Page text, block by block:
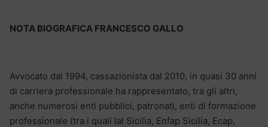
NOTA BIOGRAFICA FRANCESCO GALLO
Avvocato dal 1994, cassazionista dal 2010, in quasi 30 anni
di carriera professionale ha rappresentato, tra gli altri,
anche numerosi enti pubblici, patronati, enti di formazione
professionale (tra i quali Ial Sicilia, Enfap Sicilia, Ecap,